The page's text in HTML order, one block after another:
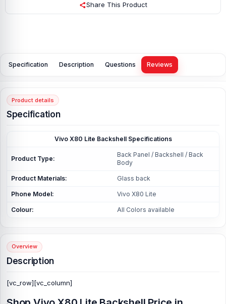
Share This Product
Specification Description Questions Reviews
Product details
Specification
Vivo X80 Lite Backshell Specifications
Product Type:
Back Panel / Backshell / Back
Body
Product Materials: Glass back
Phone Model: Vivo X80 Lite
Colour: All Colors available
Overview
Description
[vc_row][vc_column]